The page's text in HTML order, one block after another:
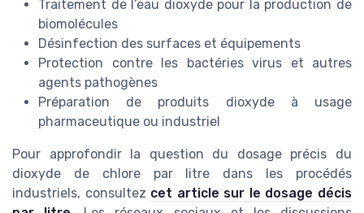
Traitement de l’eau dioxyde pour la production de
biomolécules
Désinfection des surfaces et équipements
Protection contre les bactéries virus et autres
agents pathogènes
Préparation de produits dioxyde à usage
pharmaceutique ou industriel
Pour approfondir la question du dosage précis du
dioxyde de chlore par litre dans les procédés
industriels, consultez cet article sur le dosage décis